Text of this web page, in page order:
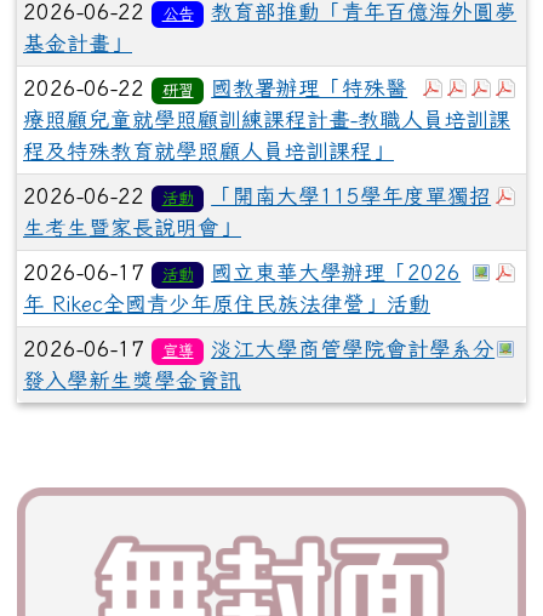
2026-06-22 公告
教育部推動「青年百億海外圓夢
基金計畫」
於彈跳視
於彈
於
2026-06-22 研習
國教署辦理「特殊醫
療照顧兒童就學照顧訓練課程計畫-教職人員培訓課
程及特殊教育就學照顧人員培訓課程」
2026-06-22 活動
「開南大學115學年度單獨招
生考生暨家長說明會」
於
2026-06-17 活動
國立東華大學辦理「2026
年 Rikec全國青少年原住民族法律營」活動
2026-06-17 宣導
淡江大學商管學院會計學系分
發入學新生獎學金資訊